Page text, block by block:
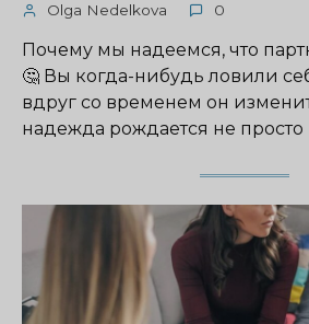
Olga Nedelkova 0
Почему мы надеемся, что
🤔 Вы когда-нибудь ловили
вдруг со временем он
надежда рождается не просто